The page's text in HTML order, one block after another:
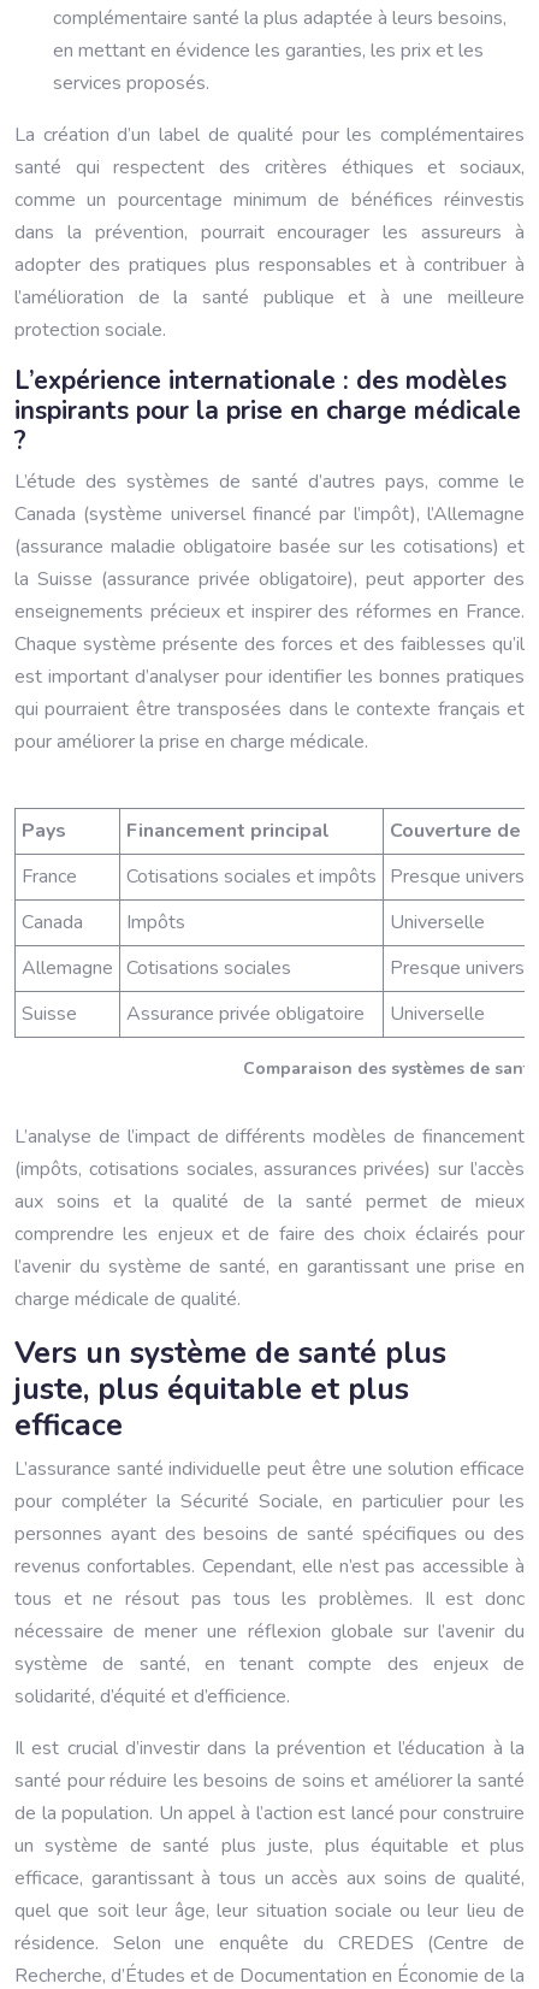
complémentaire santé la plus adaptée à leurs besoins,
en mettant en évidence les garanties, les prix et les
services proposés.
La création d’un label de qualité pour les complémentaires
santé qui respectent des critères éthiques et sociaux,
comme un pourcentage minimum de bénéfices réinvestis
dans la prévention, pourrait encourager les assureurs à
adopter des pratiques plus responsables et à contribuer à
l’amélioration de la santé publique et à une meilleure
protection sociale.
L’expérience internationale : des modèles
inspirants pour la prise en charge médicale
?
L’étude des systèmes de santé d’autres pays, comme le
Canada (système universel financé par l’impôt), l’Allemagne
(assurance maladie obligatoire basée sur les cotisations) et
la Suisse (assurance privée obligatoire), peut apporter des
enseignements précieux et inspirer des réformes en France.
Chaque système présente des forces et des faiblesses qu’il
est important d’analyser pour identifier les bonnes pratiques
qui pourraient être transposées dans le contexte français et
pour améliorer la prise en charge médicale.
Comparaison des systèmes de
Pays Financement principal
Couverture de
France
Cotisations sociales et impôts Presque
Canada
Impôts
Universelle
Allemagne Cotisations sociales
Presque
Suisse
Assurance privée obligatoire Universelle
L’analyse de l’impact de différents modèles de financement
(impôts, cotisations sociales, assurances privées) sur l’accès
aux soins et la qualité de la santé permet de mieux
comprendre les enjeux et de faire des choix éclairés pour
l’avenir du système de santé, en garantissant une prise en
charge médicale de qualité.
Vers un système de santé plus
juste, plus équitable et plus
efficace
L’assurance santé individuelle peut être une solution efficace
pour compléter la Sécurité Sociale, en particulier pour les
personnes ayant des besoins de santé spécifiques ou des
revenus confortables. Cependant, elle n’est pas accessible à
tous et ne résout pas tous les problèmes. Il est donc
nécessaire de mener une réflexion globale sur l’avenir du
système de santé, en tenant compte des enjeux de
solidarité, d’équité et d’efficience.
Il est crucial d’investir dans la prévention et l’éducation à la
santé pour réduire les besoins de soins et améliorer la santé
de la population. Un appel à l’action est lancé pour construire
un système de santé plus juste, plus équitable et plus
efficace, garantissant à tous un accès aux soins de qualité,
quel que soit leur âge, leur situation sociale ou leur lieu de
résidence. Selon une enquête du CREDES (Centre de
Recherche, d’Études et de Documentation en Économie de la